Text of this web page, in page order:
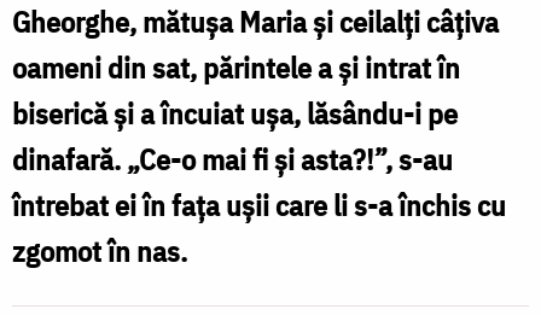
/
Foto:
Oana
Nechifor
Gheorghe, mătușa Maria și ceilalți câțiva
oameni din sat, părintele a și intrat în
biserică și a încuiat ușa, lăsându-i pe
dinafară. „Ce-o mai fi și asta?!”, s-au
întrebat ei în fața ușii care li s-a închis cu
zgomot în nas.